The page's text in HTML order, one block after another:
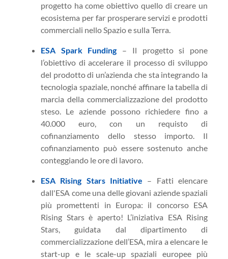
progetto ha come obiettivo quello di creare un
ecosistema per far prosperare servizi e prodotti
commerciali nello Spazio e sulla Terra.
ESA Spark Funding– Il progetto si pone
l’obiettivo di accelerare il processo di sviluppo
del prodotto di un’azienda che sta integrando la
tecnologia spaziale, nonché affinare la tabella di
marcia della commercializzazione del prodotto
steso. Le aziende possono richiedere fino a
40.000 euro, con un requisto di
cofinanziamento dello stesso importo. Il
cofinanziamento può essere sostenuto anche
conteggiando le ore di lavoro.
ESA Rising Stars Initiative – Fatti elencare
dall'ESA come una delle giovani aziende spaziali
più promettenti in Europa: il concorso ESA
Rising Stars è aperto! L’iniziativa ESA Rising
Stars, guidata dal dipartimento di
commercializzazione dell’ESA, mira a elencare le
start-up e le scale-up spaziali europee più